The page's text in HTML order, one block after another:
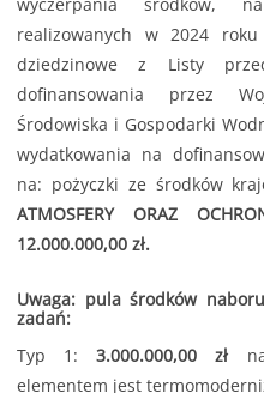
wyczerpania środków,
realizowanych w 2024
dziedzinowe z Listy
dofinansowania przez
Środowiska i Gospodarki
wydatkowania na
na: pożyczki ze środków
ATMOSFERY ORAZ
12.000.000,00 zł.
Uwaga: pula środków
zadań:
Typ 1:3.000.000,00 zł
elementem jest